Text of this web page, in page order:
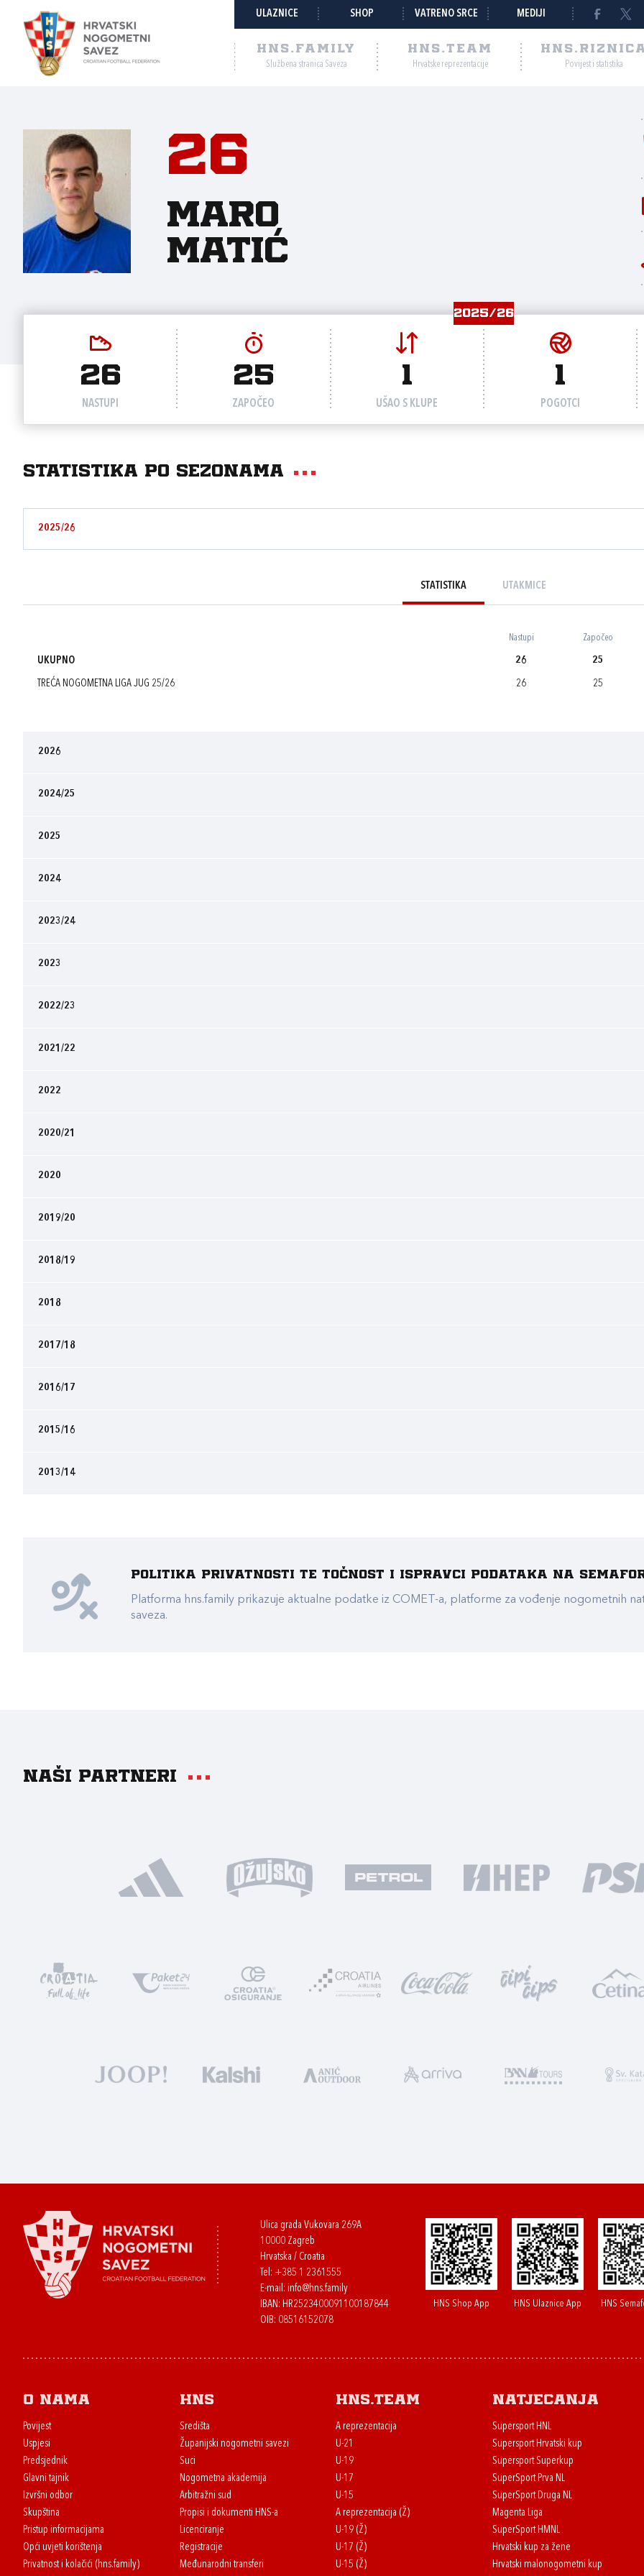
ULAZNICE SHOP VATRENO SRCE MEDIJI
HNS.FAMILY
Službena stranica Saveza
HNS.TEAM
Hrvatske reprezentacije Povijest i statistika
26
Maro
Matić
2025/26
26
NASTUPI
25
ZAPOČEO
1
UŠAO S KLUPE
1
POGOTCI
Statistika po sezonama
2025/26
STATISTIKA UTAKMICE
Nastupi Započeo
UKUPNO 26 25
TREĆA NOGOMETNA LIGA JUG 25/26 26 25
2026
2024/25
2025
2024
2023/24
2023
2022/23
2021/22
2022
2020/21
2020
2019/20
2018/19
2018
2017/18
2016/17
2015/16
2013/14
Politika privatnosti te točnost i ispravci podataka na
Platforma hns.family prikazuje aktualne podatke iz COMET-a, platforme za vođenje nogometnih
saveza.
Naši partneri
Ulica grada Vukovara 269A
10000 Zagreb
Hrvatska / Croatia
Tel: +385 1 2361555
E-mail: info@hns.family
IBAN: HR2523400091100187844
OIB: 08516152078
HNS Shop App HNS Ulaznice App HNS
O nama
Povijest
Uspjesi
Predsjednik
Glavni tajnik
Izvršni odbor
Skupština
Pristup informacijama
Opći uvjeti korištenja
Privatnost i kolačići (hns.family)
HNS
Središta
Županijski nogometni savezi
Suci
Nogometna akademija
Arbitražni sud
Propisi i dokumenti HNS-a
Licenciranje
Registracije
Međunarodni transferi
HNS.team
A reprezentacija
U-21
U-19
U-17
U-15
A reprezentacija (Ž)
U-19 (Ž)
U-17 (Ž)
U-15 (Ž)
Natjecanja
Supersport HNL
Supersport Hrvatski kup
Supersport Superkup
SuperSport Prva NL
SuperSport Druga NL
Magenta Liga
SuperSport HMNL
Hrvatski kup za žene
Hrvatski malonogometni kup